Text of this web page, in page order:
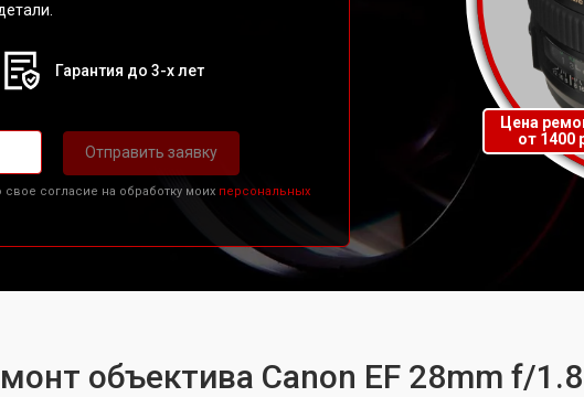
Гарантия до 3-х лет
Отправить заявку
согласие на обработку моих персональных
Цена
от 1400
объектива Canon EF 28mm f/